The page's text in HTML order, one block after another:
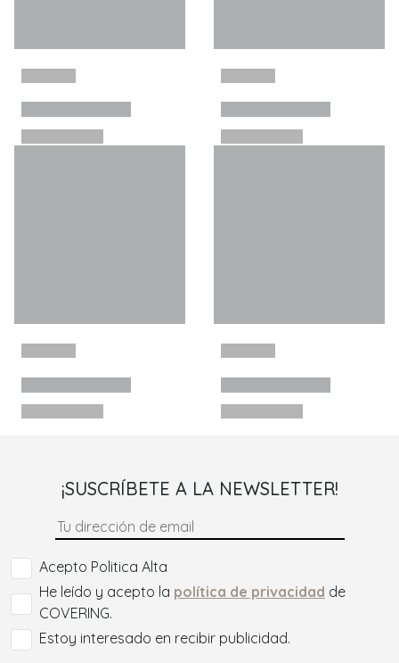
¡SUSCRÍBETE A LA NEWSLETTER!
Acepto Politica Alta
He leído y acepto la política de privacidad de
COVERING.
Estoy interesado en recibir publicidad.